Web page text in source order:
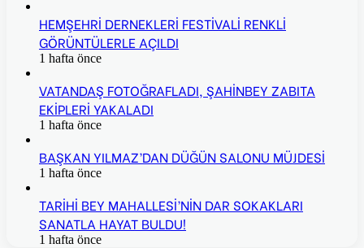
HEMŞEHRİ DERNEKLERİ FESTİVALİ RENKLİ
GÖRÜNTÜLERLE AÇILDI
1 hafta önce
VATANDAŞ FOTOĞRAFLADI, ŞAHİNBEY ZABITA
EKİPLERİ YAKALADI
1 hafta önce
BAŞKAN YILMAZ’DAN DÜĞÜN SALONU MÜJDESİ
1 hafta önce
TARİHİ BEY MAHALLESİ’NİN DAR SOKAKLARI
SANATLA HAYAT BULDU!
1 hafta önce